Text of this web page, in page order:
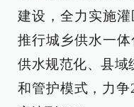
建设，全力实施
推行城乡供水一
供水规范化、县域
和管护模式，力争